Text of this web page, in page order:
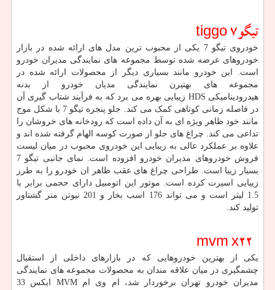
تیگوtiggo 7
خودروی تیگو 7 یکی از محبوب ترین مدل های ارائه شده در بازار
خودروهای عرضه شده توسط مجموعه های نمایندگی مدیران خودرو
است. این خودرو مانند بسیاری دیگر از محصولات ارائه شده در
مجموعه های بهتیرن نمایندگی مدیان خودرو از بدنه
هیدرودینامیکی HDS زیبایی بهره می برد که به فرآیند شتاب گیری آن
در فاصله زمانی کوتاهی کمک می کند. جلو پنجره تیگو 7 با شکل موج
مانند خود ظاهر ویژه ای به آن داده است که رودخانه های خروشان را
تداعی می کند. چراغ های جلو از صورت کوسه الهام گرفته شده اند و
علاوه بر عملکرد عالی به زیبایی این خودروی محبوب در میان لیست
فروش خودروهای مدیران خودرو افزوده است. نمای جانبی تیگو 7
بسیار زیبا است. طراحی چراغ های عقب ظاهر ان خودرو را به طرز
زیبایی اسپرت کرده است. موتور این اتومبیل دارای حجمی برابر با
1.5 لیتر است و می تواند 176 اسب بخار و 201 نیوتن متر گشتاور
تولید کند.
mvm x22
یکی از بهترین خودروهایی که در بازارهای داخلی از استقبال
چشمگیری در میان علاقه مندان به محصولات مجموعه های نمایندگی
مدیران خودرو تهران برخوردار شد، ام وی ام MVM
ایکس 33